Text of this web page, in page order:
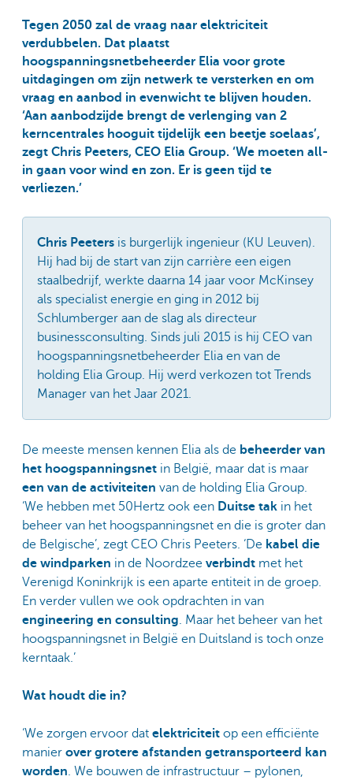
Tegen 2050 zal de vraag naar elektriciteit
verdubbelen. Dat plaatst
hoogspanningsnetbeheerder Elia voor grote
uitdagingen om zijn netwerk te versterken en om
vraag en aanbod in evenwicht te blijven houden.
‘Aan aanbodzijde brengt de verlenging van 2
kerncentrales hooguit tijdelijk een beetje soelaas’,
zegt Chris Peeters, CEO Elia Group. ‘We moeten all-
in gaan voor wind en zon. Er is geen tijd te
verliezen.’
Chris Peeters is burgerlijk ingenieur (KU Leuven).
Hij had bij de start van zijn carrière een eigen
staalbedrijf, werkte daarna 14 jaar voor McKinsey
als specialist energie en ging in 2012 bij
Schlumberger aan de slag als directeur
businessconsulting. Sinds juli 2015 is hij CEO van
hoogspanningsnetbeheerder Elia en van de
holding Elia Group. Hij werd verkozen tot Trends
Manager van het Jaar 2021.
De meeste mensen kennen Elia als de beheerder van
het hoogspanningsnet in België, maar dat is maar
een van de activiteiten van de holding Elia Group.
‘We hebben met 50Hertz ook een Duitse tak in het
beheer van het hoogspanningsnet en die is groter dan
de Belgische’, zegt CEO Chris Peeters. ‘De kabel die
de windparken in de Noordzee verbindt met het
Verenigd Koninkrijk is een aparte entiteit in de groep.
En verder vullen we ook opdrachten in van
engineering en consulting. Maar het beheer van het
hoogspanningsnet in België en Duitsland is toch onze
kerntaak.’
Wat houdt die in?
‘We zorgen ervoor dat elektriciteit op een efficiënte
manier over grotere afstanden getransporteerd kan
worden. We bouwen de infrastructuur – pylonen,